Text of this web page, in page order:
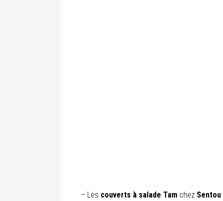
– Les couverts à salade Tam chez Sentou